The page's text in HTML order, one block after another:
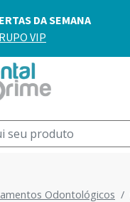
Odontológicos